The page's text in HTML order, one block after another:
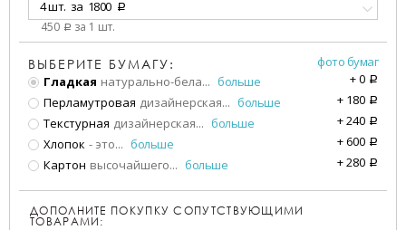
4 шт. за 1800 a
450 a за 1 шт.
ВЫБЕРИТЕ БУМАГУ:
фото бумаг
Гладкая натурально-бела... больше +0 a
Перламутровая дизайнерская... больше + 180 a
Текстурная дизайнерская... больше +240 a
Хлопок - это... больше +600 a
Картон высочайшего... больше +280 a
ДОПОЛНИТЕ ПОКУПКУ СОПУТСТВУЮЩИМИ
ТОВАРАМИ: